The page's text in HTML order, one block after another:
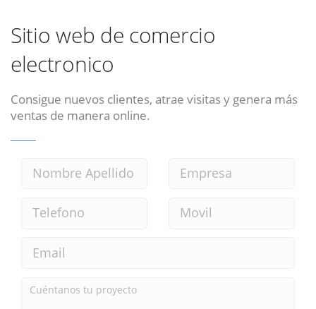
Sitio web de comercio
electronico
Consigue nuevos clientes, atrae visitas y genera más
ventas de manera online.